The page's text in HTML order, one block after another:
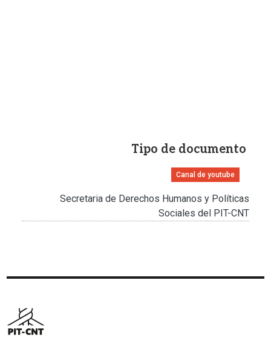
Tipo de documento
Canal de youtube
Secretaria de Derechos Humanos y Políticas
Sociales del PIT-CNT